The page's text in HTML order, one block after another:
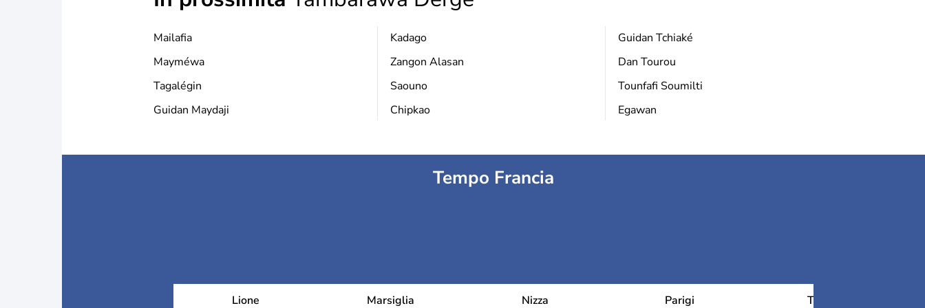
Mailafia
Mayméwa
Tagalégin
Guidan Maydaji
Kadago
Zangon Alasan
Saouno
Chipkao
Guidan Tchiaké
Dan Tourou
Tounfafi Soumilti
Egawan
Tempo Francia
Lione Marsiglia Nizza Parigi Tolosa